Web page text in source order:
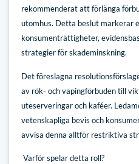
rekommenderat att förlänga
utomhus. Detta beslut markerar
konsumenträttigheter,
strategier för skademinskning.
Det föreslagna
av rök- och vapingförbuden till
uteserveringar och kaféer.
vetenskapliga bevis och
avvisa denna alltför restriktiva
Varför spelar detta roll?